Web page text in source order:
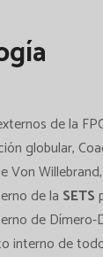
de la
globular,
Von
de la SETS
de Dímero-
interno de